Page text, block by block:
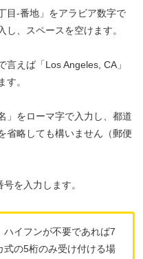
目-番地」をアラビア数字で
、スペースを空けます。
えば「Los Angeles, CA」
す。
」をローマ字で入力し、都道
省略しても構いません（郵便
を入力します。
ハイフンが不要であれば7
の5桁のみ受け付ける場